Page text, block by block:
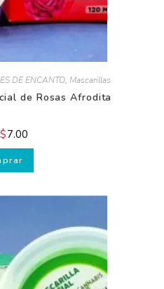
DE ENCANTO, Mascarillas
de Rosas Afrodita
7.00